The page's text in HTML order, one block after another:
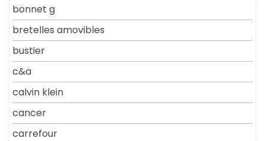
bonnet g
bretelles amovibles
bustier
c&a
calvin klein
cancer
carrefour